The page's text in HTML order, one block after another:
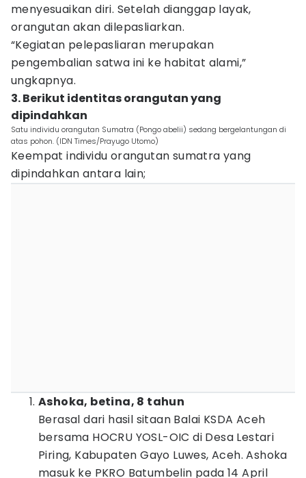
menyesuaikan diri. Setelah dianggap layak,
orangutan akan dilepasliarkan.
“Kegiatan pelepasliaran merupakan
pengembalian satwa ini ke habitat alami,”
ungkapnya.
3. Berikut identitas orangutan yang
dipindahkan
Satu individu orangutan Sumatra (Pongo abelii) sedang bergelantungan di
atas pohon. (IDN Times/Prayugo Utomo)
Keempat individu orangutan sumatra yang
dipindahkan antara lain;
Ashoka, betina, 8 tahun
Berasal dari hasil sitaan Balai KSDA Aceh
bersama HOCRU YOSL-OIC di Desa Lestari
Piring, Kabupaten Gayo Luwes, Aceh. Ashoka
masuk ke PKRO Batumbelin pada 14 April